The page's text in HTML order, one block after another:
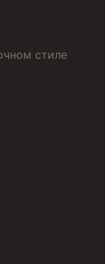
стиле